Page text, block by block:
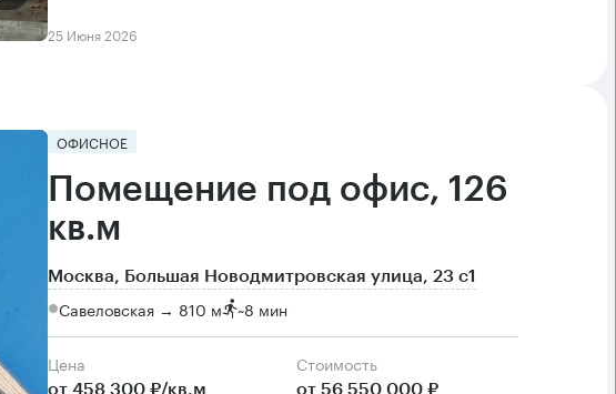
25 Июня 2026
ОФИСНОЕ
Помещение под офис, 126
кв.м
Москва, Большая Новодмитровская улица, 23 с1
Савеловская → 810 м ~8 мин
Цена
от 458 300 ₽/кв.м
Cтоимость
от 56 550 000 ₽